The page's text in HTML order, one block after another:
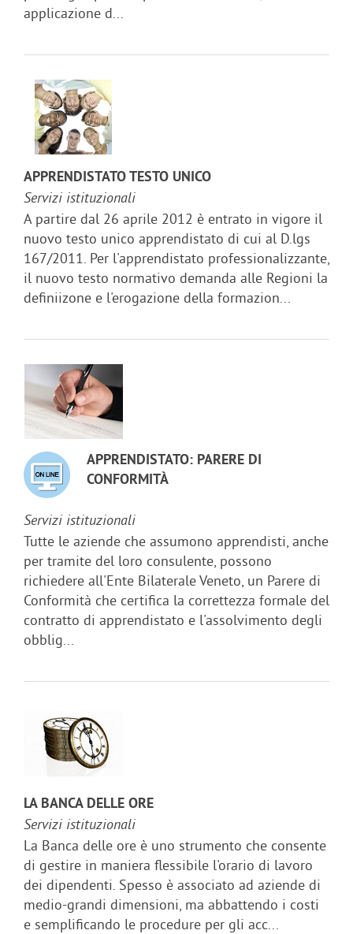
applicazione d...
APPRENDISTATO TESTO UNICO
Servizi istituzionali
A partire dal 26 aprile 2012 è entrato in vigore il
nuovo testo unico apprendistato di cui al D.lgs
167/2011. Per l'apprendistato professionalizzante,
il nuovo testo normativo demanda alle Regioni la
definiizone e l'erogazione della formazion...
APPRENDISTATO: PARERE DI
CONFORMITÀ
Servizi istituzionali
Tutte le aziende che assumono apprendisti, anche
per tramite del loro consulente, possono
richiedere all'Ente Bilaterale Veneto, un Parere di
Conformità che certifica la correttezza formale del
contratto di apprendistato e l'assolvimento degli
obblig...
LA BANCA DELLE ORE
Servizi istituzionali
La Banca delle ore è uno strumento che consente
di gestire in maniera flessibile l'orario di lavoro
dei dipendenti. Spesso è associato ad aziende di
medio-grandi dimensioni, ma abbattendo i costi
e semplificando le procedure per gli acc...